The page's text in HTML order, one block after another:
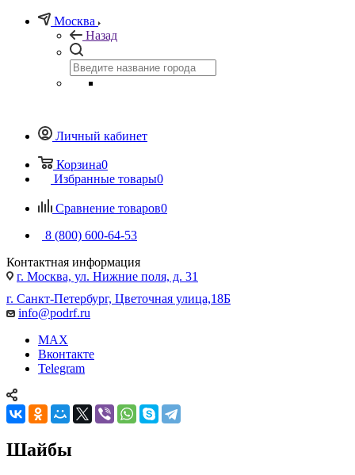
Москва
Назад
Личный кабинет
Корзина0
Избранные товары0
Сравнение товаров0
8 (800) 600-64-53
Контактная информация
г. Москва, ул. Нижние поля, д. 31
г. Санкт-Петербург, Цветочная улица,18Б
info@podrf.ru
MAX
Вконтакте
Telegram
Шайбы